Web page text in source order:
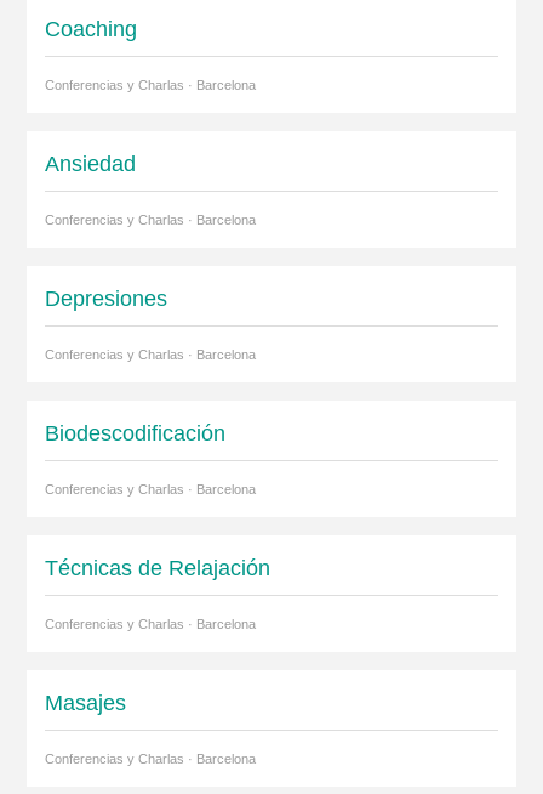
Coaching
Conferencias y Charlas · Barcelona
Ansiedad
Conferencias y Charlas · Barcelona
Depresiones
Conferencias y Charlas · Barcelona
Biodescodificación
Conferencias y Charlas · Barcelona
Técnicas de Relajación
Conferencias y Charlas · Barcelona
Masajes
Conferencias y Charlas · Barcelona